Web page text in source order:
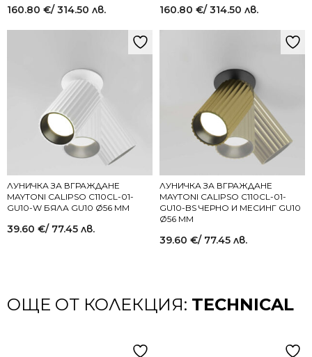
160.80 €/ 314.50 лв. 160.80 €/ 314.50 лв.
ЛУНИЧКА ЗА ВГРАЖДАНЕ
MAYTONI CALIPSO C110CL-01-
GU10-W БЯЛА GU10 Ø56 ММ
39.60 €/ 77.45 лв.
ЛУНИЧКА ЗА ВГРАЖДАНЕ
MAYTONI CALIPSO C110CL-01-
GU10-BS ЧЕРНО И МЕСИНГ GU10
Ø56 ММ
39.60 €/ 77.45 лв.
ОЩЕ ОТ КОЛЕКЦИЯ: TECHNICAL